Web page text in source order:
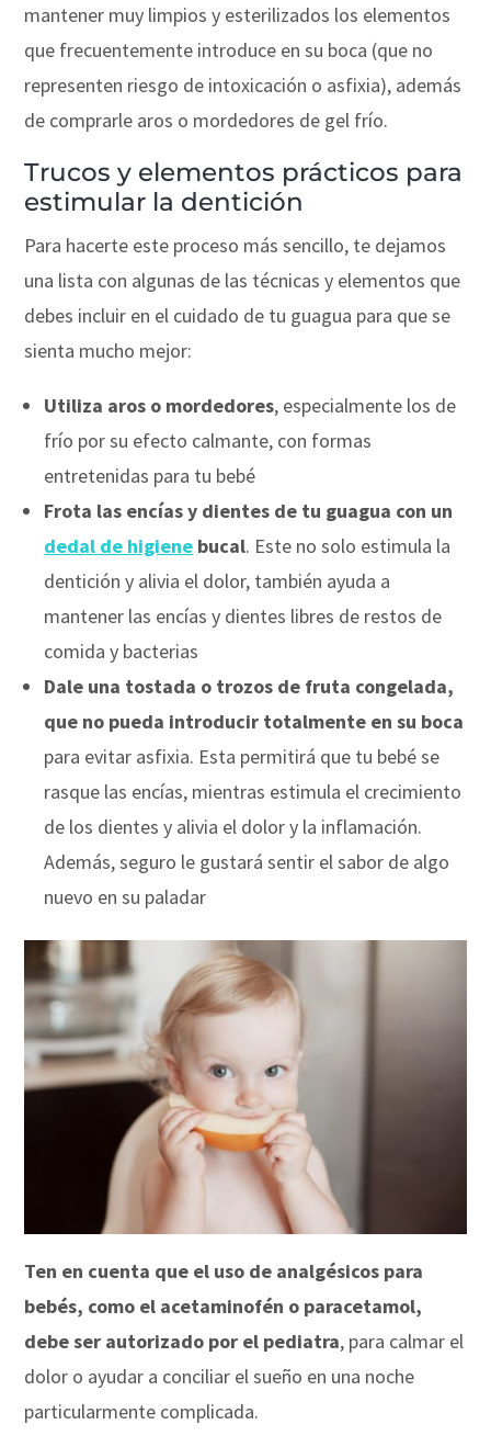
mantener muy limpios y esterilizados los elementos
que frecuentemente introduce en su boca (que no
representen riesgo de intoxicación o asfixia), además
de comprarle aros o mordedores de gel frío.
Trucos y elementos prácticos para
estimular la dentición
Para hacerte este proceso más sencillo, te dejamos
una lista con algunas de las técnicas y elementos que
debes incluir en el cuidado de tu guagua para que se
sienta mucho mejor:
Utiliza aros o mordedores, especialmente los de
frío por su efecto calmante, con formas
entretenidas para tu bebé
Frota las encías y dientes de tu guagua con un
dedal de higiene bucal. Este no solo estimula la
dentición y alivia el dolor, también ayuda a
mantener las encías y dientes libres de restos de
comida y bacterias
Dale una tostada o trozos de fruta congelada,
que no pueda introducir totalmente en su boca
para evitar asfixia. Esta permitirá que tu bebé se
rasque las encías, mientras estimula el crecimiento
de los dientes y alivia el dolor y la inflamación.
Además, seguro le gustará sentir el sabor de algo
nuevo en su paladar
Ten en cuenta que el uso de analgésicos para
bebés, como el acetaminofén o paracetamol,
debe ser autorizado por el pediatra, para calmar el
dolor o ayudar a conciliar el sueño en una noche
particularmente complicada.